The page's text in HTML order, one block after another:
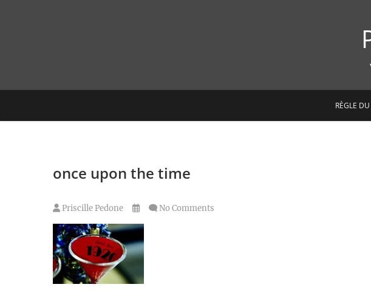
RÈGLE
once upon the time
Priscille Pedone No Comments